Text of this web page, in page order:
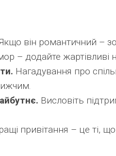
він романтичний –
– додайте жартівливі
Нагадування про
Висловіть
привітання – це ті,